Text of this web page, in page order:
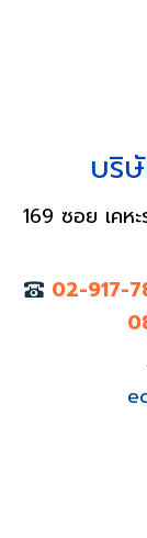
บริ
169 ซอย เคห
02-917-